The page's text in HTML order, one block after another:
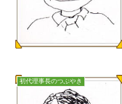
初代理事長のつぶやき